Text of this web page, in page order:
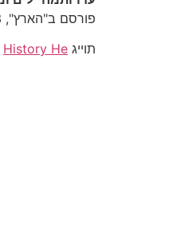
פורסם ב"הארץ", 23 באוקטובר, 2009
תוייג History He